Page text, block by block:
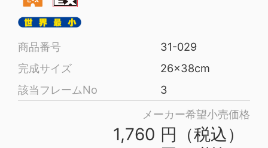
商品番号
31-029
完成サイズ
26x38cm
該当フレームNo
3
メーカー希望小売価格
1,760 円（税込）